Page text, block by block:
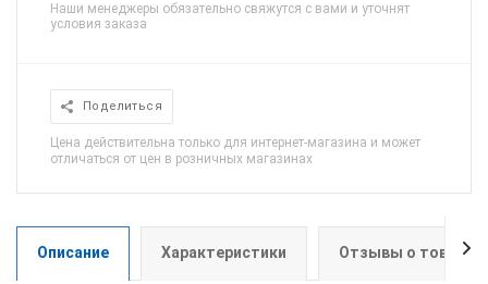
Наши менеджеры обязательно свяжутся с вами и уточнят
условия заказа
Поделиться
Цена действительна только для интернет-магазина и может
отличаться от цен в розничных магазинах
Описание Характеристики Отзывы о товаре